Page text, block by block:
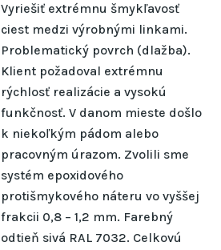
Vyriešiť extrémnu šmykľavosť
ciest medzi výrobnými linkami.
Problematický povrch (dlažba).
Klient požadoval extrémnu
rýchlosť realizácie a vysokú
funkčnosť. V danom mieste došlo
k niekoľkým pádom alebo
pracovným úrazom. Zvolili sme
systém epoxidového
protišmykového náteru vo vyššej
frakcii 0,8 – 1,2 mm. Farebný
odtieň sivá RAL 7032. Celkovú